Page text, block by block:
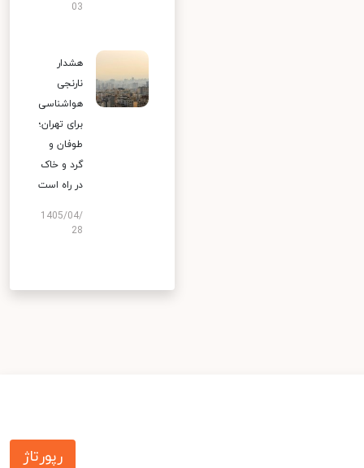
03
هشدار
نارنجی
هواشناسی
برای تهران؛
طوفان و
گرد و خاک
در راه است
1405/04/
28
رپورتاژ